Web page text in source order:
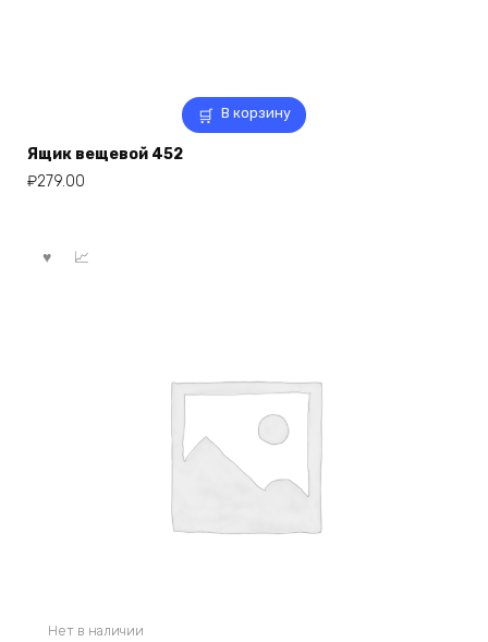
В корзину
Ящик вещевой 452
₽279.00
Нет в наличии